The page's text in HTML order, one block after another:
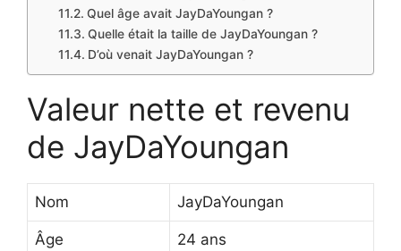
Quel âge avait JayDaYoungan ?
Quelle était la taille de JayDaYoungan ?
D’où venait JayDaYoungan ?
Valeur nette et revenu
de JayDaYoungan
Nom JayDaYoungan
Âge 24 ans